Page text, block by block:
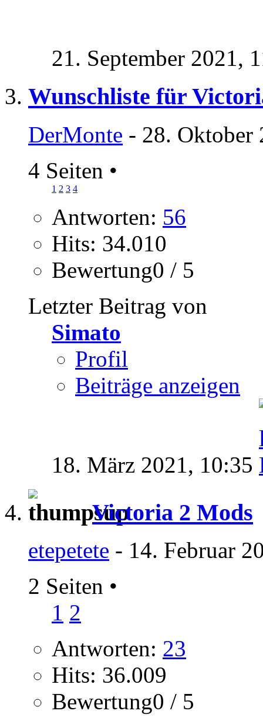
21. September 2021,
Wunschliste für
DerMonte - 28. Oktober
4 Seiten •
1 2 3 4
Antworten: 56
Hits: 34.010
Bewertung0 / 5
Letzter Beitrag von
Simato
Profil
Beiträge anzeigen
18. März 2021, 10:35
Victoria 2 Mods
etepetete - 14. Februar
2 Seiten •
1 2
Antworten: 23
Hits: 36.009
Bewertung0 / 5